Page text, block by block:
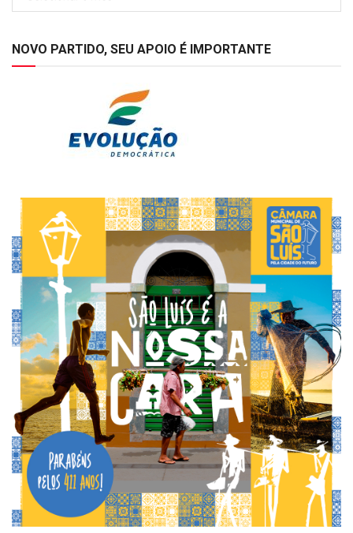
NOVO PARTIDO, SEU APOIO É IMPORTANTE